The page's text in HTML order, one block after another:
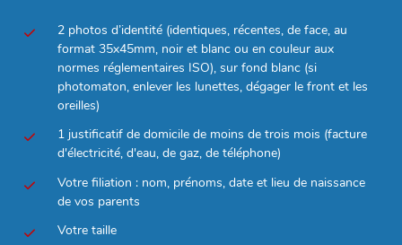
2 photos d’identité (identiques, récentes, de face, au
format 35x45mm, noir et blanc ou en couleur aux
normes réglementaires ISO), sur fond blanc (si
photomaton, enlever les lunettes, dégager le front et les
oreilles)
1 justificatif de domicile de moins de trois mois (facture
d'électricité, d'eau, de gaz, de téléphone)
Votre filiation : nom, prénoms, date et lieu de naissance
de vos parents
Votre taille